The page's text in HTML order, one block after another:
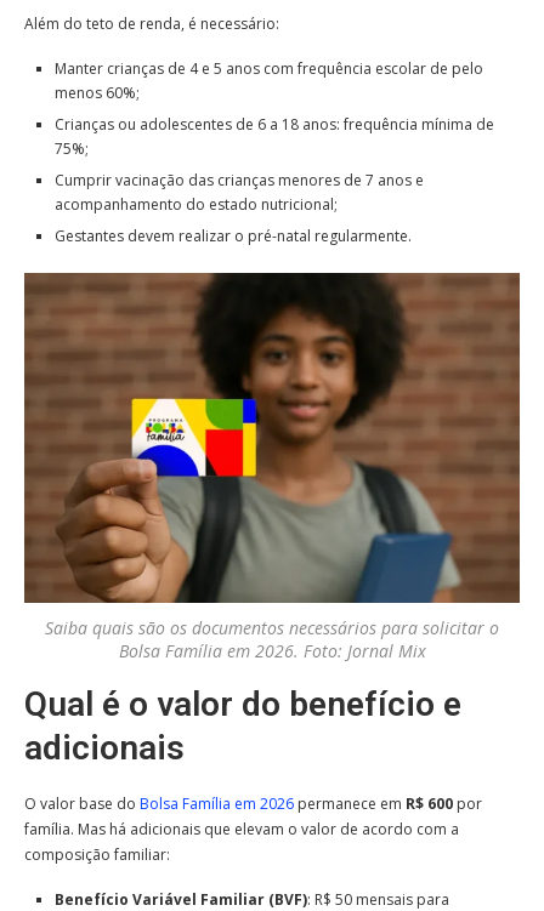
Além do teto de renda, é necessário:
Manter crianças de 4 e 5 anos com frequência escolar de pelo
menos 60%;
Crianças ou adolescentes de 6 a 18 anos: frequência mínima de
75%;
Cumprir vacinação das crianças menores de 7 anos e
acompanhamento do estado nutricional;
Gestantes devem realizar o pré-natal regularmente.
Saiba quais são os documentos necessários para solicitar o
Bolsa Família em 2026. Foto: Jornal Mix
Qual é o valor do benefício e
adicionais
O valor base do Bolsa Família em 2026 permanece em R$ 600 por
família. Mas há adicionais que elevam o valor de acordo com a
composição familiar:
Benefício Variável Familiar (BVF): R$ 50 mensais para